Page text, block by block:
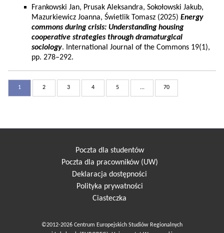
Frankowski Jan, Prusak Aleksandra, Sokołowski Jakub,
Mazurkiewicz Joanna, Świetlik Tomasz (2025) Energy
commons during crisis: Understanding housing
cooperative strategies through dramaturgical
sociology. International Journal of the Commons 19(1),
pp. 278–292.
1 2 3 4 5 ... 70
Poczta dla studentów
Poczta dla pracowników (UW)
Deklaracja dostępności
Polityka prywatności
Ciasteczka
©2012-2026 Centrum Europejskich Studiów Regionalnych